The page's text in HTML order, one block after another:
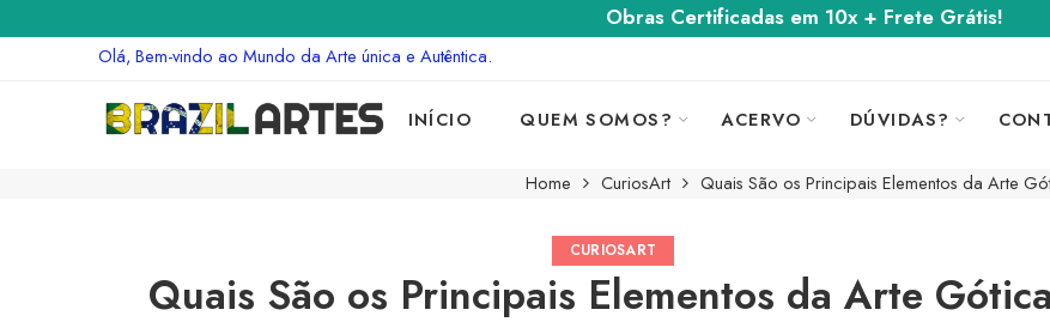
Obras Certificadas em 10x + Frete Grátis!
Olá, Bem-vindo ao Mundo da Arte única e Autêntica.
INÍCIO QUEM SOMOS? ACERVO DÚVIDAS?
Home CuriosArt Quais São os Principais Elementos da Arte
CURIOSART
Quais São os Principais Elementos da Arte